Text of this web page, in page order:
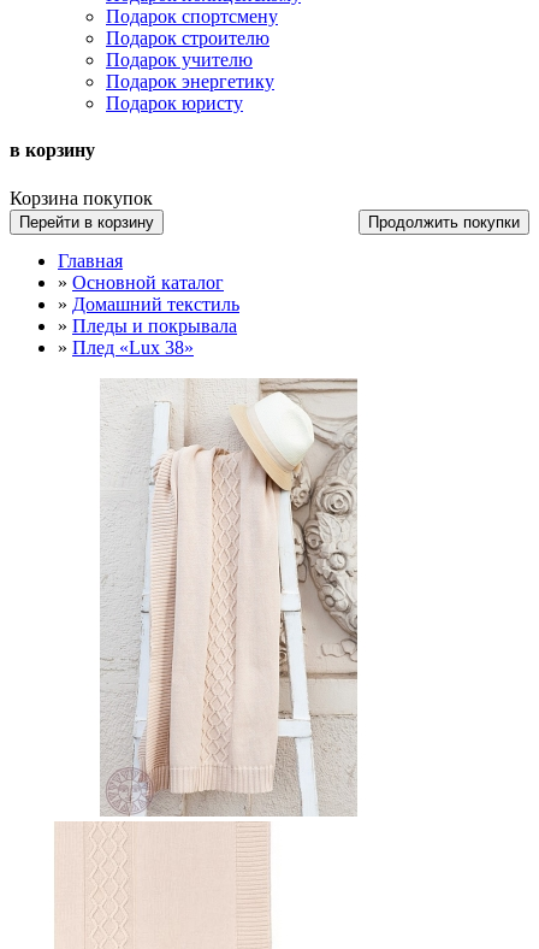
Подарок спортсмену
Подарок строителю
Подарок учителю
Подарок энергетику
Подарок юристу
в корзину
Корзина покупок
Перейти в корзину Продолжить покупки
Главная
» Основной каталог
» Домашний текстиль
» Пледы и покрывала
» Плед «Lux 38»